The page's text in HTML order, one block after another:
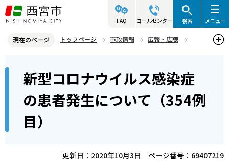
こ
の
ジ
す
FAQ コールセンター 検索 メニュー
現在のページ トップページ 市政情報
広報・広聴
新型コロナウイルス感染症の患者発生について（354例目）
ら
新型コロナウイルス感染症
の患者発生について（354例
目）
更新日：2020年10月3日
ページ番号：69407219